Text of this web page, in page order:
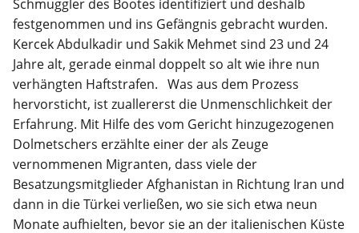
Schmuggler des Bootes identifiziert und deshalb
festgenommen und ins Gefängnis gebracht wurden.
Kercek Abdulkadir und Sakik Mehmet sind 23 und 24
Jahre alt, gerade einmal doppelt so alt wie ihre nun
verhängten Haftstrafen. Was aus dem Prozess
hervorsticht, ist zuallererst die Unmenschlichkeit der
Erfahrung. Mit Hilfe des vom Gericht hinzugezogenen
Dolmetschers erzählte einer der als Zeuge
vernommenen Migranten, dass viele der
Besatzungsmitglieder Afghanistan in Richtung Iran und
dann in die Türkei verließen, wo sie sich etwa neun
Monate aufhielten, bevor sie an der italienischen Küste